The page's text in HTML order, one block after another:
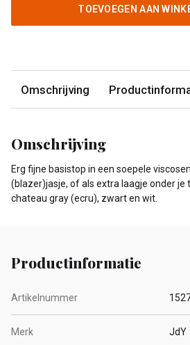
TOEVOEGEN AAN
Omschrijving
Omschrijving
Erg fijne basistop in een soepele
(blazer)jasje, of als extra laagje onder je
chateau gray (ecru), zwart en wit.
Productinformatie
Artikelnummer
Merk JdY